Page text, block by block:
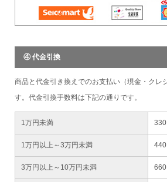
④ 代金引換
商品と代金引き換えでのお支払い（現金・クレ
す。代金引換手数料は下記の通りです。
1万円未満 330
1万円以上～3万円未満 440
3万円以上～10万円未満 660